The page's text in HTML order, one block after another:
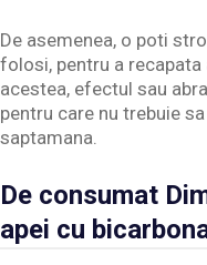
De asemenea, o poti
folosi, pentru a
acestea, efectul sau
pentru care nu trebuie
saptamana.
De consumat
apei cu